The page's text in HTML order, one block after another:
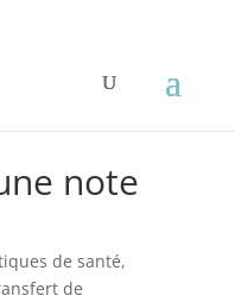
note
de santé,
de